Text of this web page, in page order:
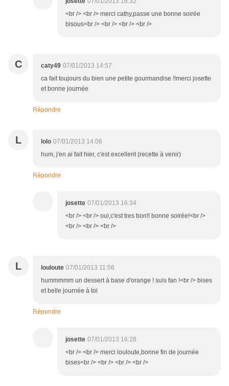
<br /> <br /> merci cathy,passe une bonne soirée
bisous<br /> <br /> <br /> <br />
C caty49 07/01/2013 14:57
ca fait toujours du bien une petite gourmandise !!merci josette
et bonne journée
Répondre
L lolo 07/01/2013 14:06
hum, j'en ai fait hier, c'est excellent (recette à venir)
Répondre
josette 07/01/2013 16:34
<br /> <br /> oui,c'est tres bon!! bonne soirée!<br />
<br /> <br /> <br />
L louloute 07/01/2013 11:56
hummmmm un dessert à base d'orange ! suis fan !<br /> bises
et belle journée à toi
Répondre
josette 07/01/2013 16:28
<br /> <br /> merci louloute,bonne fin de journée
bises<br /> <br /> <br /> <br />